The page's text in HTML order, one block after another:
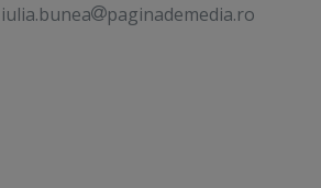
iulia.bunea paginademedia.ro